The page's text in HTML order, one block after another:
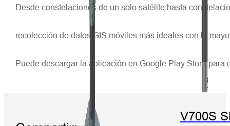
V700S
Desde constelaciones de un solo satélite hasta
recolección de datos GIS móviles más ideales con la
Puede descargar la aplicación en Google Play Store para